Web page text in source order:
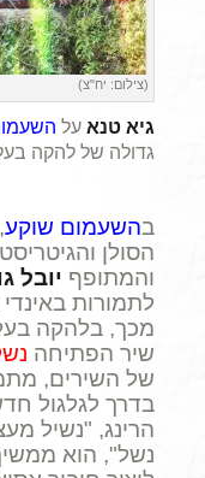
(צילום: יח"צ)
גיא טנא על
גדולה של להקה
בהשעמום שוקע
הסולן והגיטריסט
והמתופף יובל
לתמורות
מכך, בלהקה
שיר הפתיחה
של השירים,
בדרך לגלגול
הרינג, "נשיל
נשל", הוא